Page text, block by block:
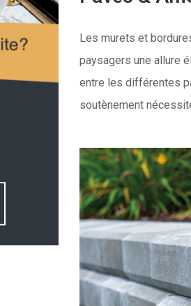
Les murets et
paysagers une allure
entre les différentes
soutènement